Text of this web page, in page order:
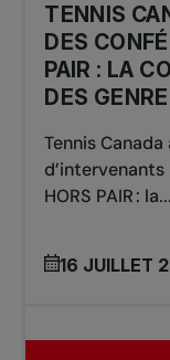
TENNIS
DES
PAIR : LA
DES
Tennis
HORS PAIR : la...
16 JUILLET